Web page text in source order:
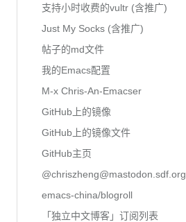
支持小时收费的vultr (含推广)
Just My Socks (含推广)
帖子的md文件
我的Emacs配置
M-x Chris-An-Emacser
GitHub上的镜像
GitHub上的镜像文件
GitHub主页
@chriszheng@mastodon.sdf.org
emacs-china/blogroll
「独立中文博客」订阅列表